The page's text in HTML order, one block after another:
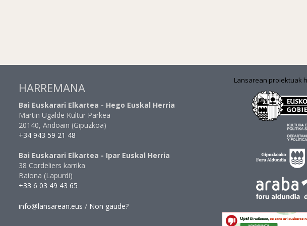
HARREMANA
Bai Euskarari Elkartea - Hego Euskal Herria
Martin Ugalde Kultur Parkea
20140, Andoain (Gipuzkoa)
+34 943 59 21 48
Bai Euskarari Elkartea - Ipar Euskal Herria
38 Cordeliers karrika
Baiona (Lapurdi)
+33 6 03 49 43 65
info@lansarean.eus / Non gaude?
Lansarean proiektuak